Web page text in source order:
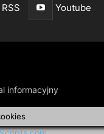
RSS Youtube
informacyjny